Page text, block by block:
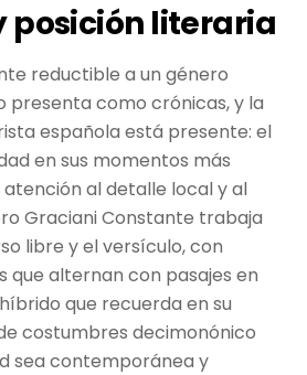
posición literaria
reductible a un género
presenta como crónicas, y la
española está presente: el
en sus momentos más
al detalle local y al
Graciani Constante trabaja
libre y el versículo, con
que alternan con pasajes en
que recuerda en su
costumbres decimonónico
sea contemporánea y